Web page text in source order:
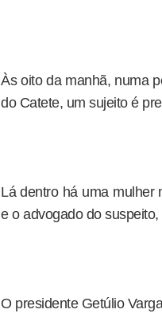
Às oito da manhã, numa
do Catete, um sujeito é
Lá dentro há uma mulher
e o advogado do
O presidente Getúlio